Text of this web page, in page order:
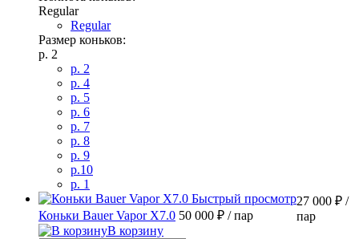
Regular
Regular
Размер коньков:
p. 2
p. 2
p. 4
p. 5
p. 6
p. 7
p. 8
p. 9
p.10
p. 1
Быстрый просмотр
Коньки Bauer Vapor X7.0 50 000 ₽ / пар
В корзину
27 000 ₽ /
пар